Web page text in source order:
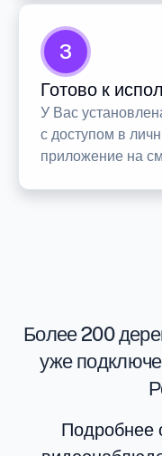
3
Готово к
У Вас
с доступом в
приложение на
Более 200
уже
Подробнее